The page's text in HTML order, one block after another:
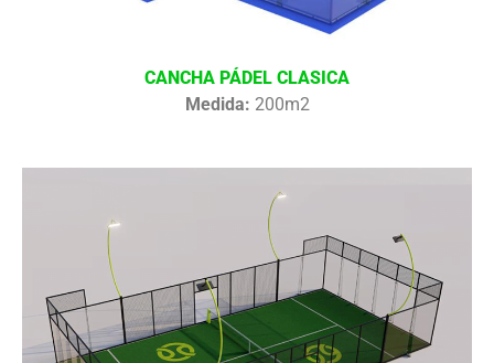
CANCHA PÁDEL CLASICA
Medida: 200m2